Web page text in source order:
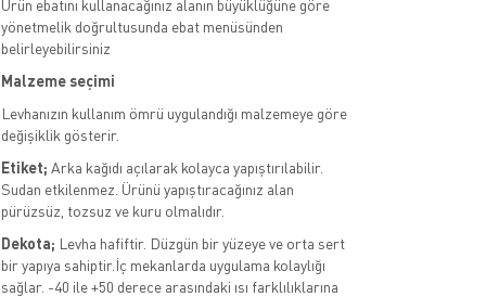
Ürün ebatını kullanacağınız alanın büyüklüğüne göre
yönetmelik doğrultusunda ebat menüsünden
belirleyebilirsiniz
Malzeme seçimi
Levhanızın kullanım ömrü uygulandığı malzemeye göre
değişiklik gösterir.
Etiket; Arka kağıdı açılarak kolayca yapıştırılabilir.
Sudan etkilenmez. Ürünü yapıştıracağınız alan
pürüzsüz, tozsuz ve kuru olmalıdır.
Dekota; Levha hafiftir. Düzgün bir yüzeye ve orta sert
bir yapıya sahiptir.İç mekanlarda uygulama kolaylığı
sağlar. -40 ile +50 derece arasındaki ısı farklılıklarına